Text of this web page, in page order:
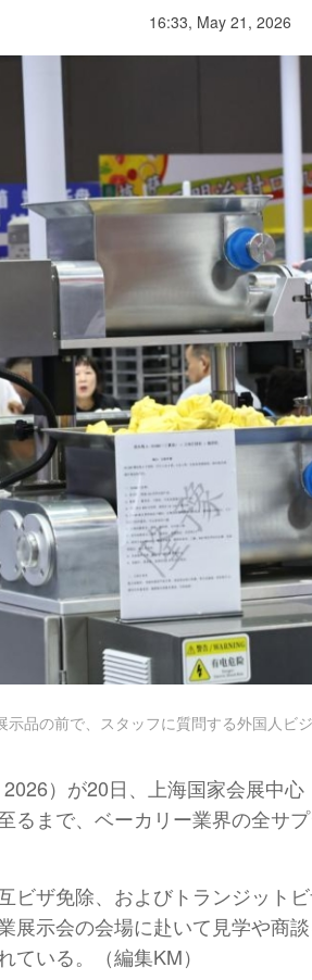
16:33, May 21, 2026
示品の前で、スタッフに質問する外国人ビ
）が20日、上海国家会展中
るまで、ベーカリー業界の全サ
ビザ免除、およびトランジット
展示会の会場に赴いて見学や商
いる。（編集KM）